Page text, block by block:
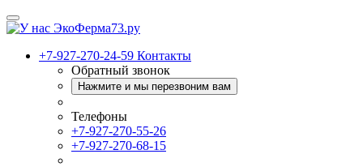
+7-927-270-24-59 Контакты
Обратный звонок
Нажмите и мы перезвоним вам
Телефоны
+7-927-270-55-26
+7-927-270-68-15